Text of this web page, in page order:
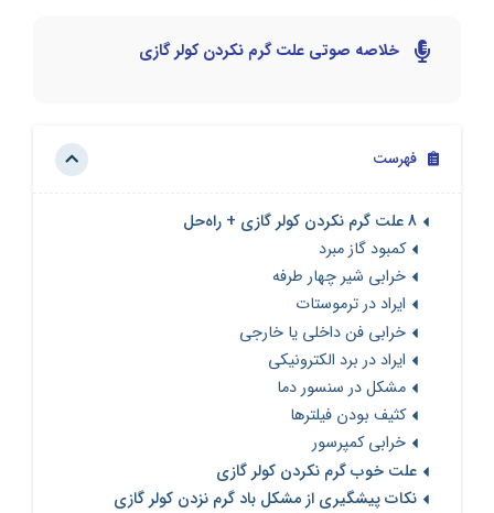
خلاصه صوتی علت گرم نکردن کولر گازی
فهرست
8 علت گرم نکردن کولر گازی + راه‌حل
کمبود گاز مبرد
خرابی شیر چهار طرفه
ایراد در ترموستات
خرابی فن داخلی یا خارجی
ایراد در برد الکترونیکی
مشکل در سنسور دما
کثیف بودن فیلترها
خرابی کمپرسور
علت خوب گرم نکردن کولر گازی
نکات پیشگیری از مشکل باد گرم نزدن کولر گازی